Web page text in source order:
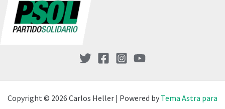
Copyright © 2026 Carlos Heller | Powered by Tema Astra para